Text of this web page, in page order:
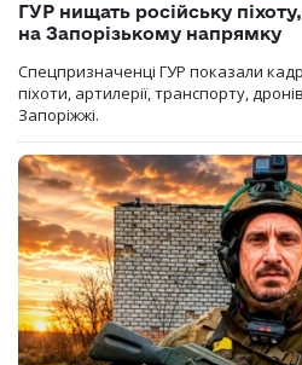
ГУР нищать російську
на Запорізькому напрямку
Спецпризначенці ГУР показали
піхоти, артилерії, транспорту,
Запоріжжі.